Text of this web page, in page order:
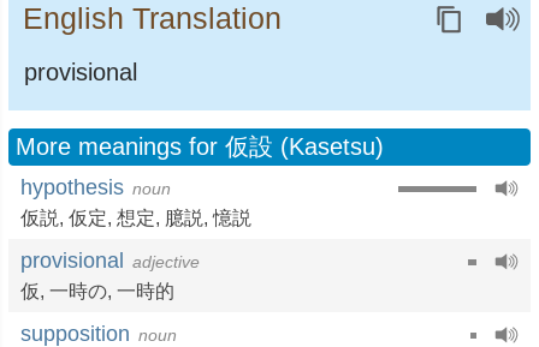
English Translation
provisional
More meanings for 仮設 (Kasetsu)
hypothesis noun
仮説, 仮定, 想定, 臆説,憶説
provisional adjective
仮, 一時の, 一時的
supposition noun